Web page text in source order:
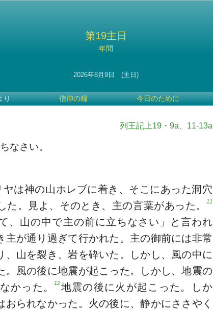
第19主日
年間
2026年8月9日 (主日)
り 信仰の糧 今日のために
列王記上19・9a、11-13a
なさい。
ヤは神の山ホレブに着き、そこにあった洞穴
た。見よ、そのとき、主の言葉があった。
11
、山の中で主の前に立ちなさい」と言われ
主が通り過ぎて行かれた。主の御前には非常
、山を裂き、岩を砕いた。しかし、風の中に
。風の後に地震が起こった。しかし、地震の
かった。12地震の後に火が起こった。しか
おられなかった。火の後に、静かにささやく